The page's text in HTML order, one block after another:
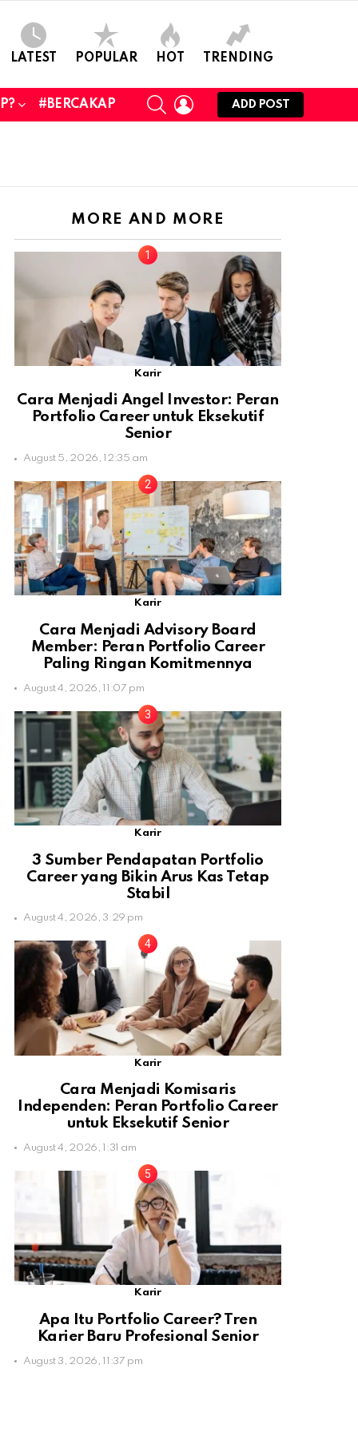
LATEST POPULAR HOT TRENDING
#BERCAKAP
SEARCHLOGIN
ADD POST
MORE AND MORE
Karir
Cara Menjadi Angel Investor: Peran
Portfolio Career untuk Eksekutif
Senior
August 5, 2026, 12:35 am
Karir
Cara Menjadi Advisory Board
Member: Peran Portfolio Career
Paling Ringan Komitmennya
August 4, 2026, 11:07 pm
Karir
3 Sumber Pendapatan Portfolio
Career yang Bikin Arus Kas Tetap
Stabil
August 4, 2026, 3:29 pm
Karir
Cara Menjadi Komisaris
Independen: Peran Portfolio Career
untuk Eksekutif Senior
August 4, 2026, 1:31 am
Karir
Apa Itu Portfolio Career? Tren
Karier Baru Profesional Senior
August 3, 2026, 11:37 pm